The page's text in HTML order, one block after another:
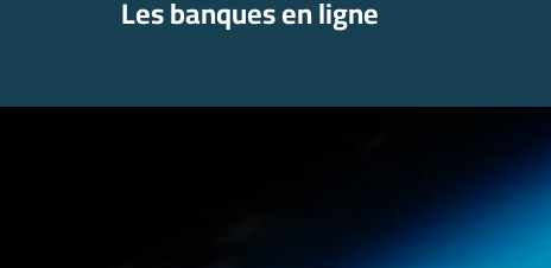
Les banques en ligne